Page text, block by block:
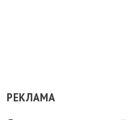
РЕКЛАМА